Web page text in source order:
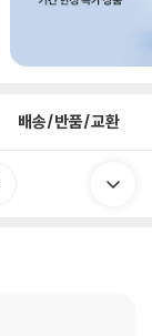
배송/반품/교환